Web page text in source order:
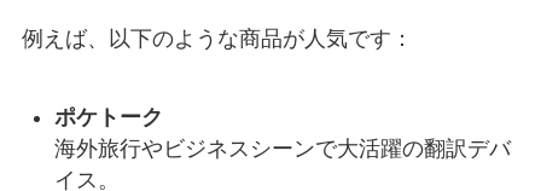
例えば、以下のような商品が人気です：
ポケトーク
海外旅行やビジネスシーンで大活躍の翻訳デバ
イス。